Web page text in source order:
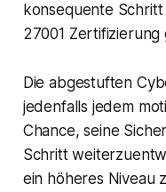
konsequente Schritt
27001
Die abgestuften
jedenfalls jedem
Chance, seine
Schritt
ein höheres Niveau